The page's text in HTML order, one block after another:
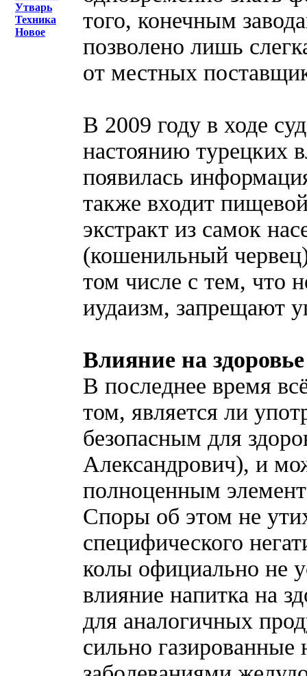
Утварь
Техника
Новое
того, конечным
позволено лишь
от местных
В 2009 году в ходе
настоянию турецких
появилась
также входит
экстракт из самок
(кошенильный
том числе с тем, что
иудаизм, запрещают
Влияние на здоровье
В последнее время
том, является ли
безопасным для
Александрович), и
полноценным
Споры об этом не
специфического
колы официально не
влияние напитка на
для аналогичных
сильно